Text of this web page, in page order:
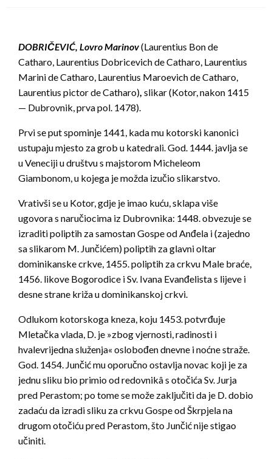
DOBRIČEVIĆ, Lovro Marinov(Laurentius Bon de
Catharo, Laurentius Dobricevich de Catharo, Laurentius
Marini de Catharo, Laurentius Maroevich de Catharo,
Laurentius pictor de Catharo), slikar (Kotor, nakon 1415
— Dubrovnik, prva pol. 1478).
Prvi se put spominje 1441, kada mu kotorski kanonici
ustupaju mjesto za grob u katedrali. God. 1444. javlja se
u Veneciji u društvu s majstorom Micheleom
Giambonom, u kojega je možda izučio slikarstvo.
Vrativši se u Kotor, gdje je imao kuću, sklapa više
ugovora s naručiocima iz Dubrovnika: 1448. obvezuje se
izraditi poliptih za samostan Gospe od Anđela i (zajedno
sa slikarom M. Junčićem) poliptih za glavni oltar
dominikanske crkve, 1455. poliptih za crkvu Male braće,
1456. likove Bogorodice i Sv. Ivana Evanđelista s lijeve i
desne strane križa u dominikanskoj crkvi.
Odlukom kotorskoga kneza, koju 1453. potvrđuje
Mletačka vlada, D. je »zbog vjernosti, radinosti i
hvalevrijedna služenja« oslobođen dnevne i noćne straže.
God. 1454. Junčić mu oporučno ostavlja novac koji je za
jednu sliku bio primio od redovnikâ s otočića Sv. Jurja
pred Perastom; po tome se može zaključiti da je D. dobio
zadaću da izradi sliku za crkvu Gospe od Škrpjela na
drugom otočiću pred Perastom, što Junčić nije stigao
učiniti.